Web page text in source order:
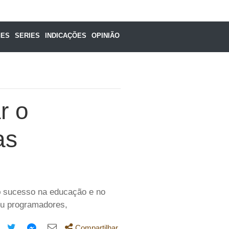
SERIES INDICAÇÕES OPINIÃO
o
na educação e no
programadores,